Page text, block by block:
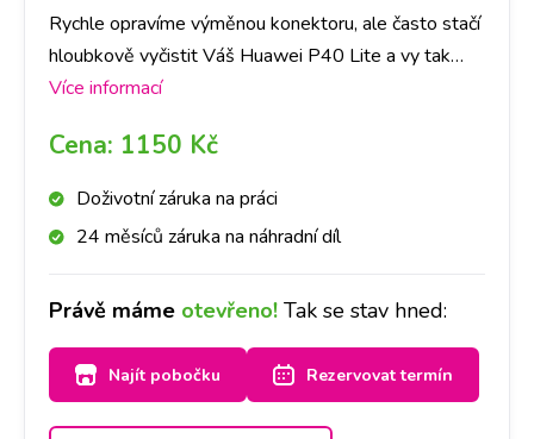
Rychle opravíme výměnou konektoru, ale často stačí
hloubkově vyčistit Váš Huawei P40 Lite a vy tak
ušetříte čas i peníze. Nejlepší je nyní se zastavit na
Více informací
Cena: 1150 Kč
Doživotní záruka na práci
24 měsíců záruka na náhradní díl
Právě máme otevřeno! Tak se stav hned:
Najít pobočku Rezervovat termín